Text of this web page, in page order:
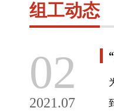
组工动态
02
2021.07